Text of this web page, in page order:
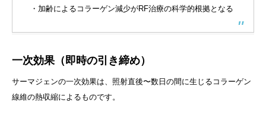
・加齢によるコラーゲン減少がRF治療の科学的根拠となる
一次効果（即時の引き締め）
サーマジェンの一次効果は、照射直後〜数日の間に生じるコラーゲン
線維の熱収縮によるものです。